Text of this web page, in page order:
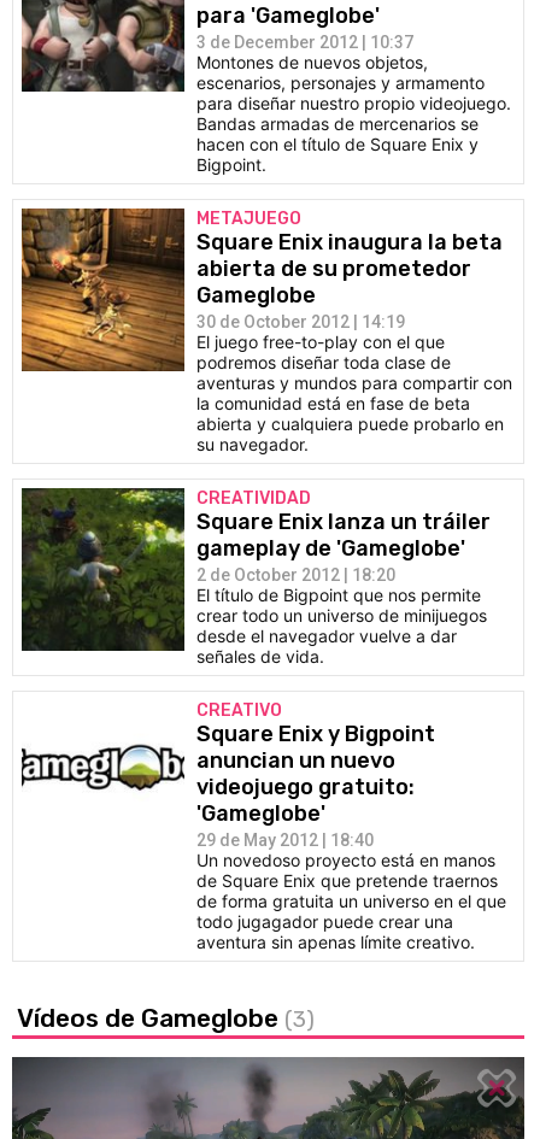
para 'Gameglobe'
3 de December 2012 | 10:37
Montones de nuevos objetos,
escenarios, personajes y armamento
para diseñar nuestro propio videojuego.
Bandas armadas de mercenarios se
hacen con el título de Square Enix y
Bigpoint.
METAJUEGO
Square Enix inaugura la beta
abierta de su prometedor
Gameglobe
30 de October 2012 | 14:19
El juego free-to-play con el que
podremos diseñar toda clase de
aventuras y mundos para compartir con
la comunidad está en fase de beta
abierta y cualquiera puede probarlo en
su navegador.
CREATIVIDAD
Square Enix lanza un tráiler
gameplay de 'Gameglobe'
2 de October 2012 | 18:20
El título de Bigpoint que nos permite
crear todo un universo de minijuegos
desde el navegador vuelve a dar
señales de vida.
CREATIVO
Square Enix y Bigpoint
anuncian un nuevo
videojuego gratuito:
'Gameglobe'
29 de May 2012 | 18:40
Un novedoso proyecto está en manos
de Square Enix que pretende traernos
de forma gratuita un universo en el que
todo jugagador puede crear una
aventura sin apenas límite creativo.
Vídeos de Gameglobe (3)